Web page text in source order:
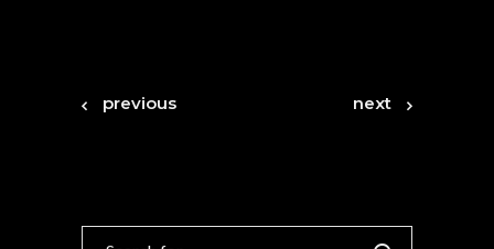
previous next